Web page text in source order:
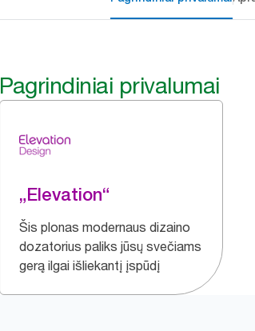
Pagrindiniai privalumai
„Elevation“
Šis plonas modernaus dizaino
dozatorius paliks jūsų svečiams
gerą ilgai išliekantį įspūdį